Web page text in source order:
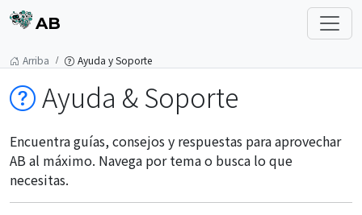
AB
Arriba Ayuda y Soporte
Ayuda & Soporte
Encuentra guías, consejos y respuestas para aprovechar
AB al máximo. Navega por tema o busca lo que
necesitas.